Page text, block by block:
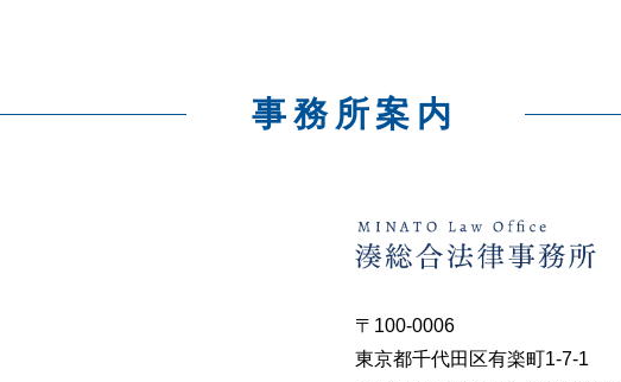
事務所案内
〒100-0006
東京都千代田区有楽町1-7-1